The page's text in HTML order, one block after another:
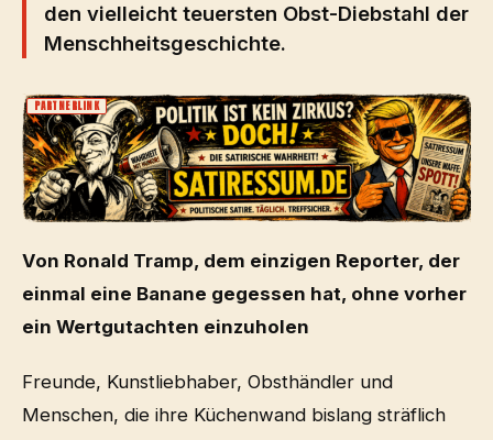
den vielleicht teuersten Obst-Diebstahl der
Menschheitsgeschichte.
PARTNERLINK
Von Ronald Tramp, dem einzigen Reporter, der
einmal eine Banane gegessen hat, ohne vorher
ein Wertgutachten einzuholen
Freunde, Kunstliebhaber, Obsthändler und
Menschen, die ihre Küchenwand bislang sträflich